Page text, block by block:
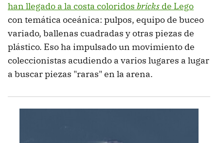
han llegado a la costa coloridos bricks de Lego
con temática oceánica: pulpos, equipo de buceo
variado, ballenas cuadradas y otras piezas de
plástico. Eso ha impulsado un movimiento de
coleccionistas acudiendo a varios lugares a lugar
a buscar piezas "raras" en la arena.